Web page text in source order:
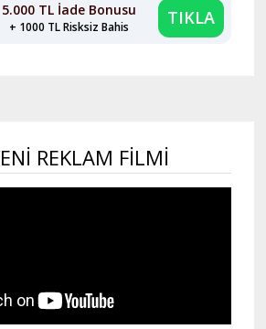
5.000 TL İade Bonusu
+ 1000 TL Risksiz Bahis TIKLA
REKLAM FILMI